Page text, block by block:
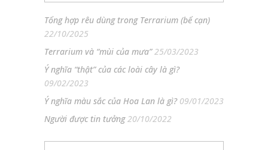
Tổng hợp rêu dùng trong Terrarium (bể cạn)
22/10/2025
Terrarium và “mùi của mưa” 25/03/2023
Ý nghĩa “thật” của các loài cây là gì?
09/02/2023
Ý nghĩa màu sắc của Hoa Lan là gì? 09/01/2023
Người được tin tưởng 20/10/2022